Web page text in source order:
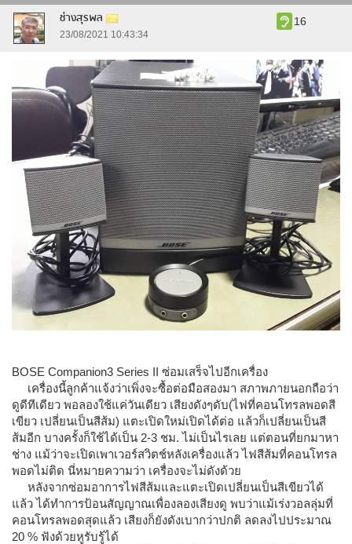
ช่างสุรพล
23/08/2021 10:43:34
16
BOSE Companion3 Series II ซ่อมเสร็จไปอีกเครื่อง
เครื่องนี้ลูกค้าแจ้งว่าเพิ่งจะซื้อต่อมือสองมา สภาพภายนอกถือว่า
ดูดีทีเดียว พอลองใช้แค่วันเดียว เสียงดังๆดับ(ไฟที่คอนโทรลพอดสี
เขียว เปลี่ยนเป็นสีส้ม) แตะเปิดใหม่เปิดได้ต่อ แล้วก็เปลี่ยนเป็นสี
ส้มอีก บางครั้งก็ใช้ได้เป็น 2-3 ชม. ไม่เป็นไรเลย แต่ตอนที่ยกมาหา
ช่าง แม้ว่าจะเปิดเพาเวอร์สวิตช์หลังเครื่องแล้ว ไฟสีส้มที่คอนโทรล
พอดไม่ติด นี่หมายความว่า เครื่องจะไม่ดังด้วย
หลังจากซ่อมอาการไฟสีส้มและแตะเปิดเปลี่ยนเป็นสีเขียวได้
แล้ว ได้ทำการป้อนสัญญาณเพื่องลองเสียงดู พบว่าแม้เร่งวอลลุ่มที่
คอนโทรลพอดสุดแล้ว เสียงก็ยังดังเบากว่าปกติ ลดลงไปประมาณ
20 % ฟังด้วยหูรับรู้ได้